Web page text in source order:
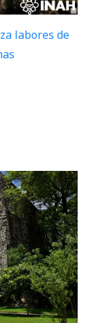
labores de